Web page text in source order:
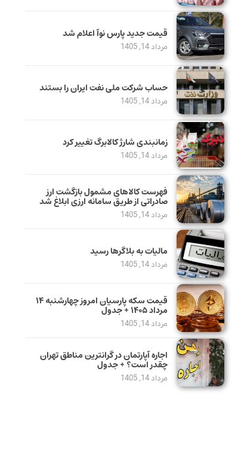
قیمت جدید پارس نوآ اعلام شد
مرداد 14, 1405
حساب‌ شرکت ملی نفت ایران را بستند
مرداد 14, 1405
زمانبندی شارژ کالابرگ تغییر کرد
مرداد 14, 1405
فهرست کالاهای مشمول بازگشت ارز
صادراتی از طریق سامانه ارزی ابلاغ شد
مرداد 14, 1405
مالیات به بلاگرها رسید
مرداد 14, 1405
قیمت سکه پارسیان امروز چهارشنبه ۱۴
مرداد ۱۴۰۵ + جدول
مرداد 14, 1405
اجاره آپارتمان در گرانترین مناطق تهران
چقدر است؟ + جدول
مرداد 14, 1405